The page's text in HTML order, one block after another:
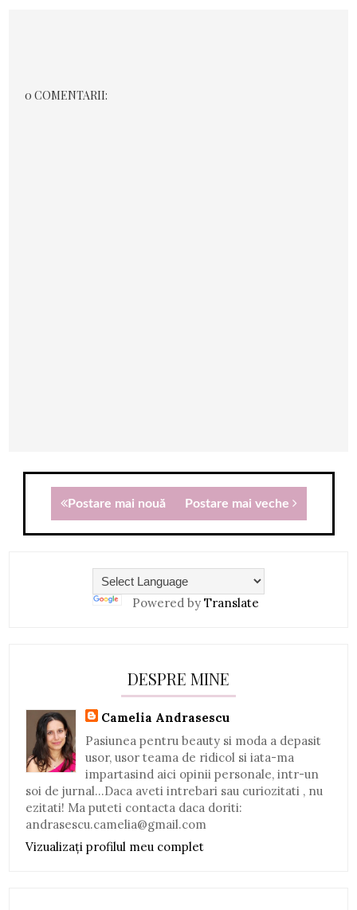
0 COMENTARII:
Postare mai nouă Postare mai veche
Powered by Translate
DESPRE MINE
Camelia Andrasescu
Pasiunea pentru beauty si moda a depasit
usor, usor teama de ridicol si iata-ma
impartasind aici opinii personale, intr-un
soi de jurnal...Daca aveti intrebari sau curiozitati , nu
ezitati! Ma puteti contacta daca doriti:
andrasescu.camelia@gmail.com
Vizualizați profilul meu complet